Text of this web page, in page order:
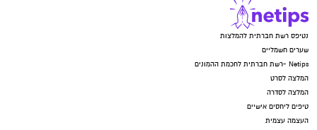
נטיפס רשת חברתית להמלצות
שערים חשמליים
Netips -רשת חברתית לחכמת ההמונים
המלצה לסרט
המלצה לסדרה
טיפים ליחסים אישיים
העצמה עצמית